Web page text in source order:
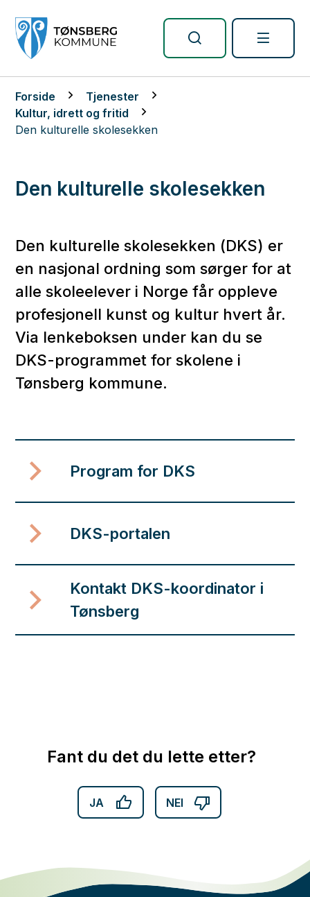
Du er her:
Forside
Tjenester
Kultur, idrett og fritid
Den kulturelle skolesekken
Den kulturelle skolesekken
Den kulturelle skolesekken (DKS) er
en nasjonal ordning som sørger for at
alle skoleelever i Norge får oppleve
profesjonell kunst og kultur hvert år.
Via lenkeboksen under kan du se
DKS-programmet for skolene i
Tønsberg kommune.
Program for DKS
DKS-portalen
Kontakt DKS-koordinator i
Tønsberg
Fant du det du lette etter?
JA NEI